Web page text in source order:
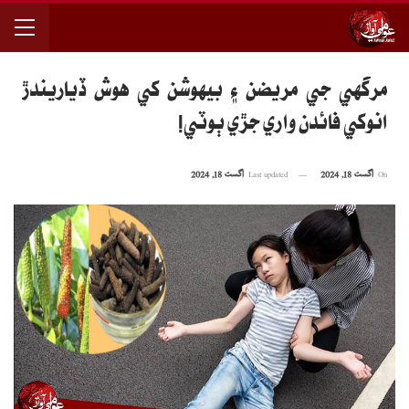
مرگهي جي مريضن ۽ بيهوشن کي هوش ڏياريندڙ
انوکي فائدن واري جڙي ٻوٽي!
اگست 18, 2024 اگست 18, 2024